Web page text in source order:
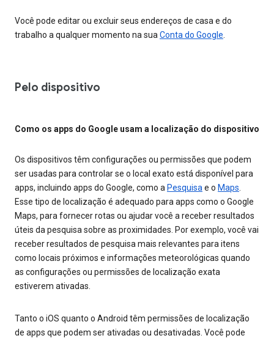
Você pode editar ou excluir seus endereços de casa e do
trabalho a qualquer momento na sua Conta do Google
Pelo dispositivo
Como os apps do Google usam a localização do dispositivo
Os dispositivos têm configurações ou permissões que podem
ser usadas para controlar se o local exato está disponível para
apps, incluindo apps do Google, como a Pesquisae o Maps.
Esse tipo de localização é adequado para apps como o Google
Maps, para fornecer rotas ou ajudar você a receber resultados
úteis da pesquisa sobre as proximidades. Por exemplo, você vai
receber resultados de pesquisa mais relevantes para itens
como locais próximos e informações meteorológicas quando
as configurações ou permissões de localização exata
estiverem ativadas.
Tanto o iOS quanto o Android têm permissões de localização
de apps que podem ser ativadas ou desativadas. Você pode